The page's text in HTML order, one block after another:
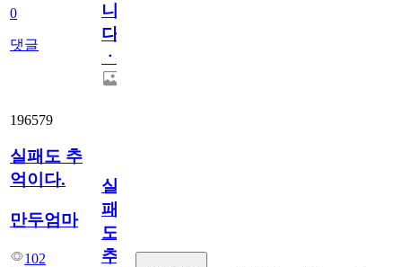
0
댓글
니
다
ㆍ
196579
실패도 추
억이다.
만두엄마
102
실
패
도
추